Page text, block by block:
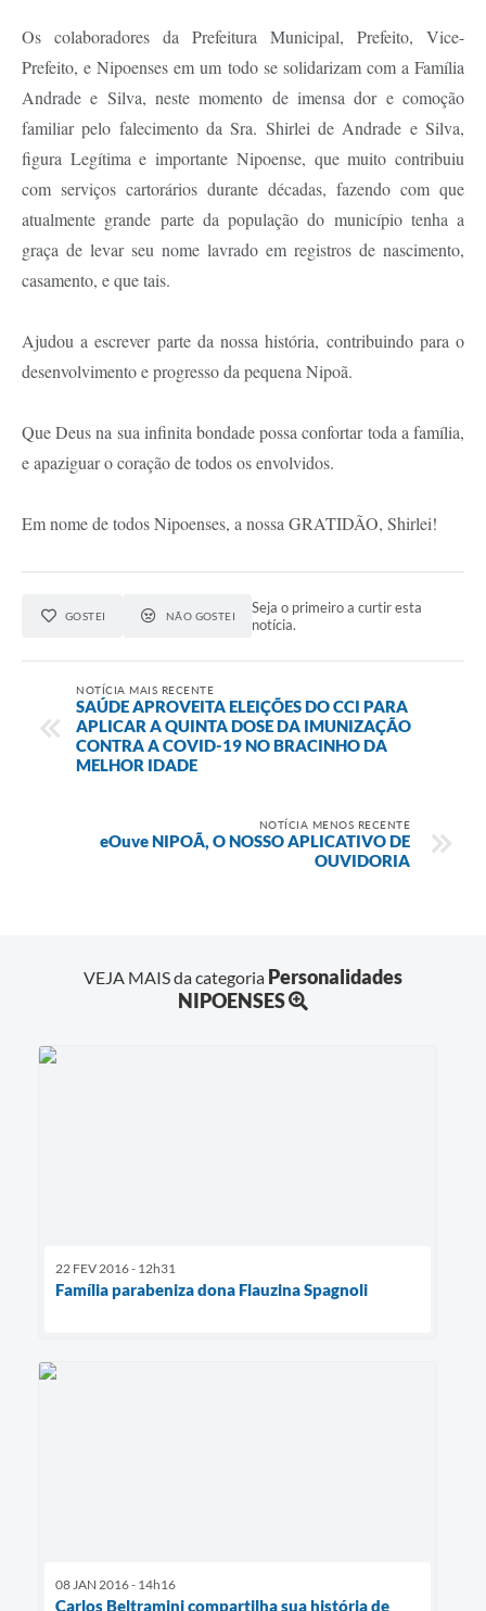
Os colaboradores da Prefeitura Municipal, Prefeito, Vice-
Prefeito, e Nipoenses em um todo se solidarizam com a Família
Andrade e Silva, neste momento de imensa dor e comoção
familiar pelo falecimento da Sra. Shirlei de Andrade e Silva,
figura Legítima e importante Nipoense, que muito contribuiu
com serviços cartorários durante décadas, fazendo com que
atualmente grande parte da população do município tenha a
graça de levar seu nome lavrado em registros de nascimento,
casamento, e que tais.
Ajudou a escrever parte da nossa história, contribuindo para o
desenvolvimento e progresso da pequena Nipoã.
Que Deus na sua infinita bondade possa confortar toda a família,
e apaziguar o coração de todos os envolvidos.
Em nome de todos Nipoenses, a nossa GRATIDÃO, Shirlei!
GOSTEI NÃO GOSTEI
Seja o primeiro a curtir esta
notícia.
NOTÍCIA MAIS RECENTE
SAÚDE APROVEITA ELEIÇÕES DO CCI PARA
APLICAR A QUINTA DOSE DA IMUNIZAÇÃO
CONTRA A COVID-19 NO BRACINHO DA
MELHOR IDADE
NOTÍCIA MENOS RECENTE
eOuve NIPOÃ, O NOSSO APLICATIVO DE
OUVIDORIA
VEJA MAIS da categoria Personalidades
NIPOENSES
22 FEV 2016 - 12h31
Família parabeniza dona Flauzina Spagnoli
08 JAN 2016 - 14h16
Carlos Beltramini compartilha sua história de